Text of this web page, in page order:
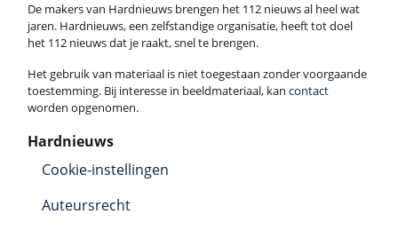
De makers van Hardnieuws brengen het 112 nieuws al heel wat
jaren. Hardnieuws, een zelfstandige organisatie, heeft tot doel
het 112 nieuws dat je raakt, snel te brengen.
Het gebruik van materiaal is niet toegestaan zonder voorgaande
toestemming. Bij interesse in beeldmateriaal, kan contact
worden opgenomen.
Hardnieuws
Cookie-instellingen
Auteursrecht